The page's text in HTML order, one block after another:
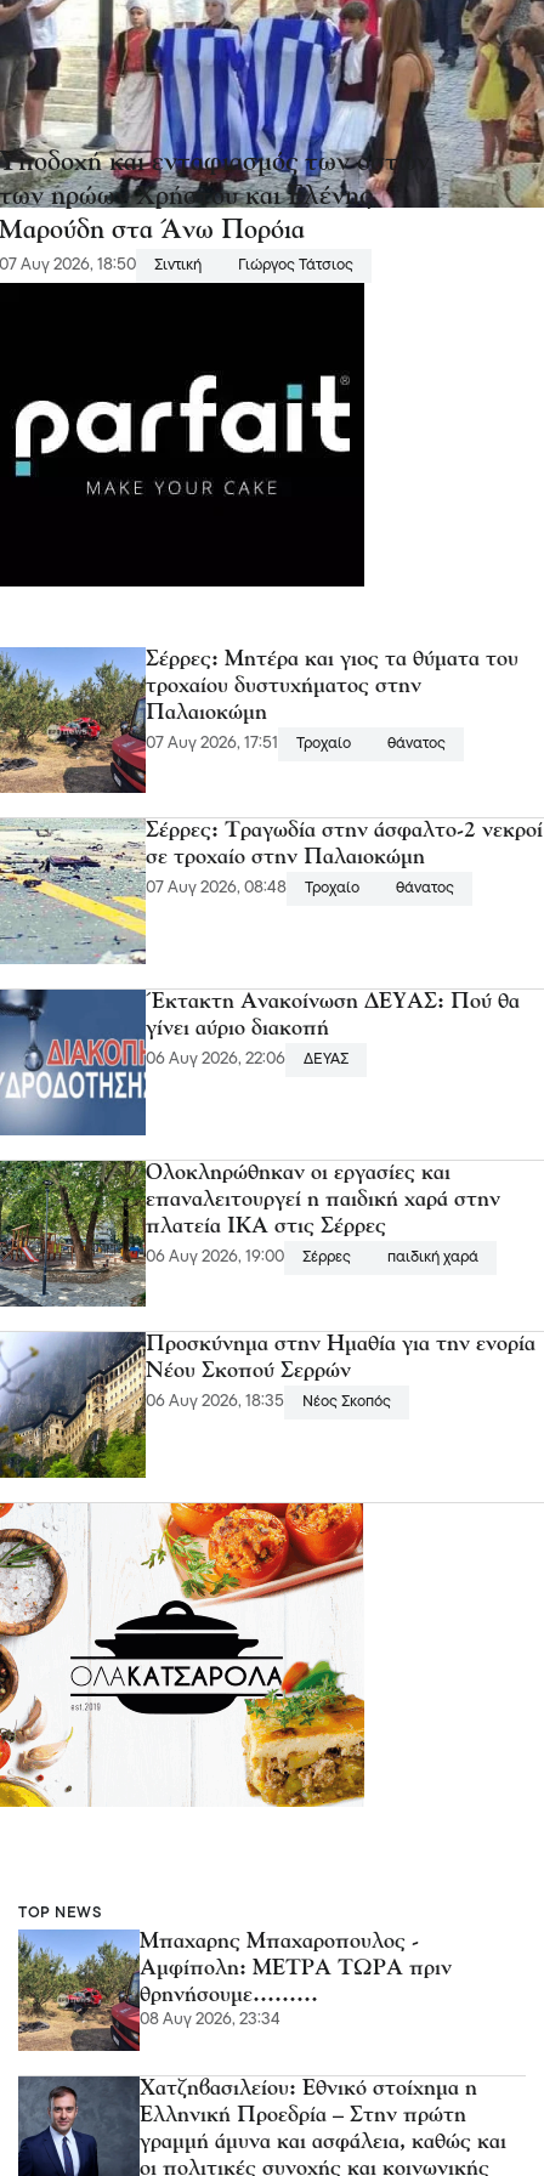
Υποδοχή και ενταφιασμός των οστών
των ηρώων Χρήστου και Ελένης
Μαρούδη στα Άνω Πορόια
07 Αυγ 2026, 18:50 Σιντική Γιώργος Τάτσιος
Σέρρες: Μητέρα και γιος τα θύματα του
τροχαίου δυστυχήματος στην
Παλαιοκώμη
07 Αυγ 2026, 17:51 Τροχαίο θάνατος
Σέρρες: Τραγωδία στην άσφαλτο-2 νεκροί
σε τροχαίο στην Παλαιοκώμη
07 Αυγ 2026, 08:48 Τροχαίο θάνατος
Έκτακτη Ανακοίνωση ΔΕΥΑΣ: Πού θα
γίνει αύριο διακοπή
06 Αυγ 2026, 22:06 ΔΕΥΑΣ
Ολοκληρώθηκαν οι εργασίες και
επαναλειτουργεί η παιδική χαρά στην
πλατεία ΙΚΑ στις Σέρρες
06 Αυγ 2026, 19:00 Σέρρες παιδική χαρά
Προσκύνημα στην Ημαθία για την ενορία
Νέου Σκοπού Σερρών
06 Αυγ 2026, 18:35 Νέος Σκοπός
TOP NEWS
Μπαχαρης Μπαχαροπουλος -
Αμφίπολη: ΜΕΤΡΑ ΤΩΡΑ πριν
θρηνήσουμε………
08 Αυγ 2026, 23:34
Χατζηβασιλείου: Εθνικό στοίχημα η
Ελληνική Προεδρία – Στην πρώτη
γραμμή άμυνα και ασφάλεια, καθώς και
οι πολιτικές συνοχής και κοινωνικής